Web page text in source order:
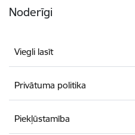
Noderīgi
Viegli lasīt
Privātuma politika
Piekļūstamība